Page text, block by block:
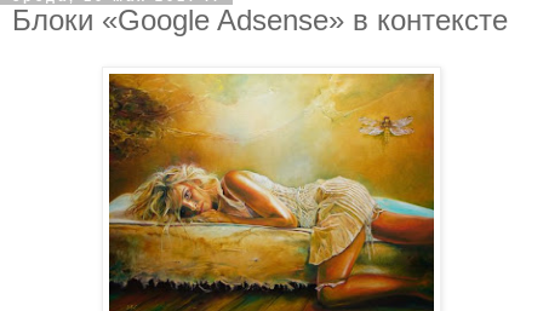
Блоки «Google Adsense» в контексте